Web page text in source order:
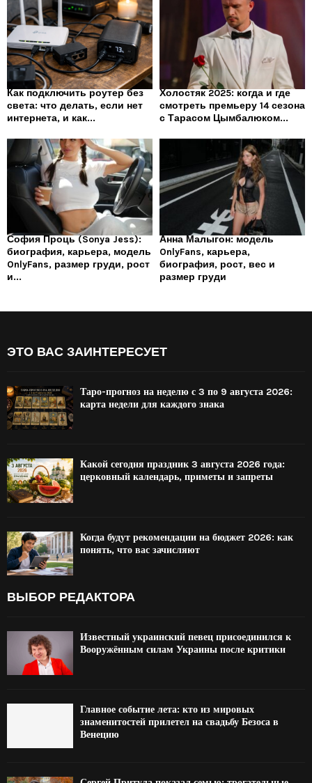
Как подключить роутер без
света: что делать, если нет
интернета, и как...
Холостяк 2025: когда и где
смотреть премьеру 14 сезона
с Тарасом Цымбалюком...
София Проць (Sonya Jess):
биография, карьера, модель
OnlyFans, размер груди, рост
и...
Анна Малыгон: модель
OnlyFans, карьера,
биография, рост, вес и
размер груди
ЭТО ВАС ЗАИНТЕРЕСУЕТ
Таро-прогноз на неделю с 3 по 9 августа 2026:
карта недели для каждого знака
Какой сегодня праздник 3 августа 2026 года:
церковный календарь, приметы и запреты
Когда будут рекомендации на бюджет 2026: как
понять, что вас зачисляют
ВЫБОР РЕДАКТОРА
Известный украинский певец присоединился к
Вооружённым силам Украины после критики
Главное событие лета: кто из мировых
знаменитостей прилетел на свадьбу Безоса в
Венецию